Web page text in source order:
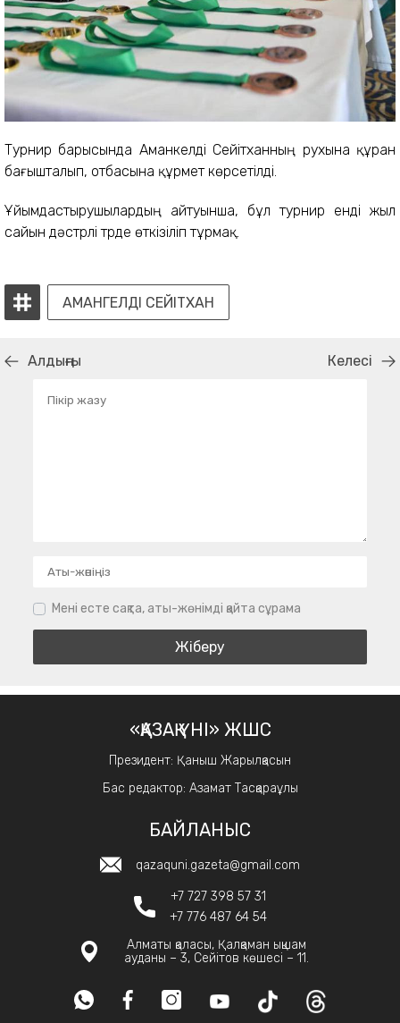
Турнир барысында Аманкелді Сейітханның рухына құран
бағышталып, отбасына құрмет көрсетілді.
Ұйымдастырушылардың айтуынша, бұл турнир енді жыл
сайын дәстүрлі түрде өткізіліп тұрмақ.
АМАНГЕЛДІ СЕЙІТХАН
Алдыңғы Келесі
Мені есте сақта, аты-жөнімді қайта сұрама
«ҚАЗАҚ ҮНІ» ЖШС
Президент: Қаныш Жарылқасын
Бас редактор: Азамат Тасқараұлы
БАЙЛАНЫС
qazaquni.gazeta@gmail.com
+7 727 398 57 31
+7 776 487 64 54
Алматы қаласы, Қалқаман ықшам
ауданы – 3, Сейітов көшесі – 11.